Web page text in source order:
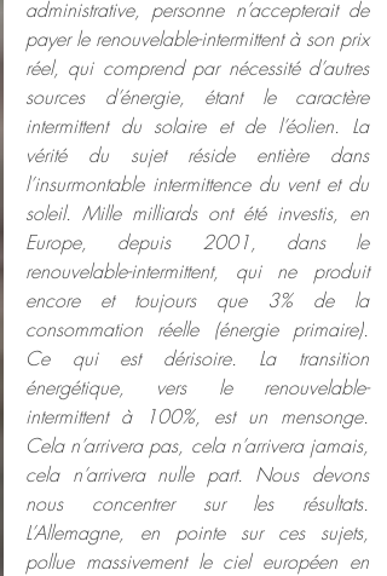
administrative, personne n’accepterait de
payer le renouvelable-intermittent à son prix
réel, qui comprend par nécessité d’autres
sources d’énergie, étant le caractère
intermittent du solaire et de l’éolien. La
vérité du sujet réside entière dans
l’insurmontable intermittence du vent et du
soleil. Mille milliards ont été investis, en
Europe, depuis 2001, dans le
renouvelable-intermittent, qui ne produit
encore et toujours que 3% de la
consommation réelle (énergie primaire).
Ce qui est dérisoire. La transition
énergétique, vers le renouvelable-
intermittent à 100%, est un mensonge.
Cela n’arrivera pas, cela n’arrivera jamais,
cela n’arrivera nulle part. Nous devons
nous concentrer sur les résultats.
L’Allemagne, en pointe sur ces sujets,
pollue massivement le ciel européen en